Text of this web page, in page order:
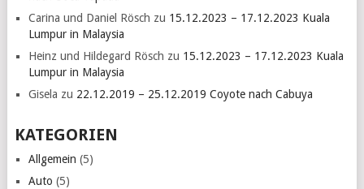
Carina und Daniel Rösch zu 15.12.2023 – 17.12.2023 Kuala
Lumpur in Malaysia
Heinz und Hildegard Rösch zu 15.12.2023 – 17.12.2023 Kuala
Lumpur in Malaysia
Gisela zu 22.12.2019 – 25.12.2019 Coyote nach Cabuya
KATEGORIEN
Allgemein (5)
Auto (5)